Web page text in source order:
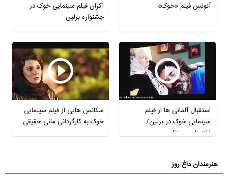
آنونس فیلم «خوک»
اکران فیلم سینمایی خوک در
جشنواره برلین
استقبال آلمانی ها از فیلم
سینمایی خوک در برلین/
اختصاصی منظوم
سکانس هایی از فیلم سینمایی
خوک به کارگردانی مانی حقیقی
هنرمندان داغ روز